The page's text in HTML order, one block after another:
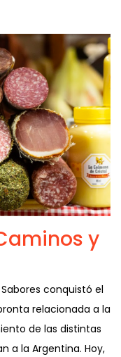
y
conquistó el
relacionada a la
de las distintas
a la Argentina. Hoy,